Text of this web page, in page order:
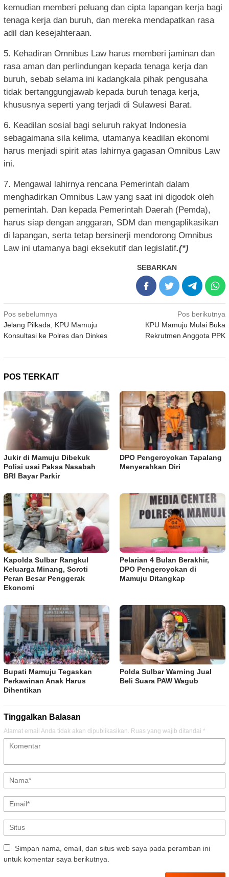
kemudian memberi peluang dan cipta lapangan kerja bagi
tenaga kerja dan buruh, dan mereka mendapatkan rasa
adil dan kesejahteraan.
5. Kehadiran Omnibus Law harus memberi jaminan dan
rasa aman dan perlindungan kepada tenaga kerja dan
buruh, sebab selama ini kadangkala pihak pengusaha
tidak bertanggungjawab kepada buruh tenaga kerja,
khususnya seperti yang terjadi di Sulawesi Barat.
6. Keadilan sosial bagi seluruh rakyat Indonesia
sebagaimana sila kelima, utamanya keadilan ekonomi
harus menjadi spirit atas lahirnya gagasan Omnibus Law
ini.
7. Mengawal lahirnya rencana Pemerintah dalam
menghadirkan Omnibus Law yang saat ini digodok oleh
pemerintah. Dan kepada Pemerintah Daerah (Pemda),
harus siap dengan anggaran, SDM dan mengaplikasikan
di lapangan, serta tetap bersinerji mendorong Omnibus
Law ini utamanya bagi eksekutif dan legislatif.(*)
SEBARKAN
Navigasi
pos
Pos sebelumnya
Jelang Pilkada, KPU Mamuju
Konsultasi ke Polres dan Dinkes
Pos berikutnya
KPU Mamuju Mulai Buka
Rekrutmen Anggota PPK
POS TERKAIT
Jukir di Mamuju Dibekuk
Polisi usai Paksa Nasabah
BRI Bayar Parkir
DPO Pengeroyokan Tapalang
Menyerahkan Diri
Kapolda Sulbar Rangkul
Keluarga Minang, Soroti
Peran Besar Penggerak
Ekonomi
Pelarian 4 Bulan Berakhir,
DPO Pengeroyokan di
Mamuju Ditangkap
Bupati Mamuju Tegaskan
Perkawinan Anak Harus
Dihentikan
Polda Sulbar Warning Jual
Beli Suara PAW Wagub
Tinggalkan Balasan
Alamat email Anda tidak akan dipublikasikan. Ruas yang wajib ditandai *
Simpan nama, email, dan situs web saya pada peramban ini
untuk komentar saya berikutnya.